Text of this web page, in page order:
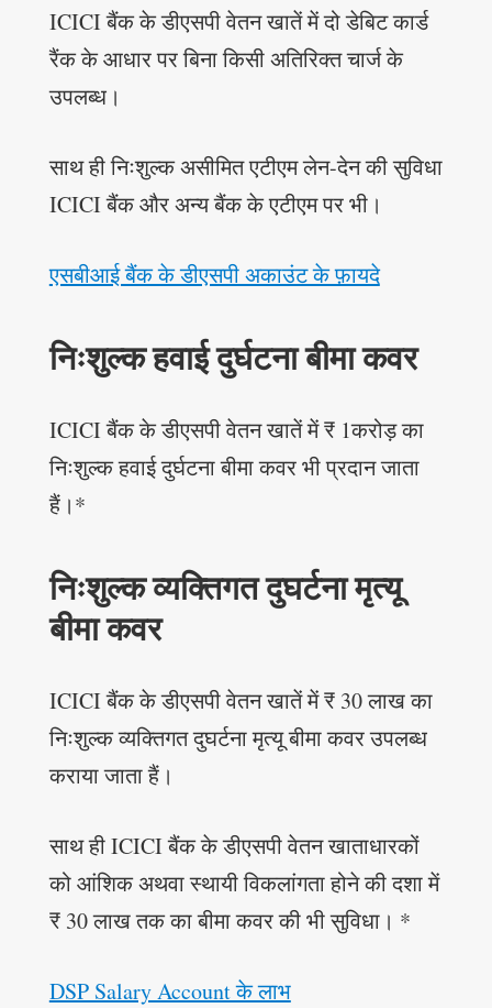
ICICI बैंक के डीएसपी वेतन खातें में दो डेबिट कार्ड
रैंक के आधार पर बिना किसी अतिरिक्त चार्ज के
उपलब्ध।
साथ ही निःशुल्क असीमित एटीएम लेन-देन की सुविधा
ICICI बैंक और अन्य बैंक के एटीएम पर भी।
एसबीआई बैंक के डीएसपी अकाउंट के फ़ायदे
निःशुल्क हवाई दुर्घटना बीमा कवर
ICICI बैंक के डीएसपी वेतन खातें में ₹ 1करोड़ का
निःशुल्क हवाई दुर्घटना बीमा कवर भी प्रदान जाता
हैं।*
निःशुल्क व्यक्तिगत दुघर्टना मृत्यू
बीमा कवर
ICICI बैंक के डीएसपी वेतन खातें में ₹ 30 लाख का
निःशुल्क व्यक्तिगत दुघर्टना मृत्यू बीमा कवर उपलब्ध
कराया जाता हैं।
साथ ही ICICI बैंक के डीएसपी वेतन खाताधारकों
को आंशिक अथवा स्थायी विकलांगता होने की दशा में
₹ 30 लाख तक का बीमा कवर की भी सुविधा। *
DSP Salary Account के लाभ